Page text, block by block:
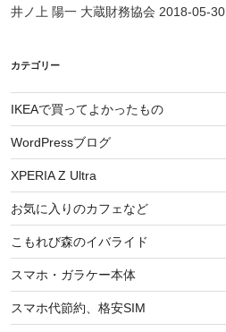
井ノ上 陽一 大蔵財務協会 2018-05-30
カテゴリー
IKEAで買ってよかったもの
WordPressブログ
XPERIA Z Ultra
お気に入りのカフェなど
こもれび森のイバライド
スマホ・ガラケー本体
スマホ代節約、格安SIM